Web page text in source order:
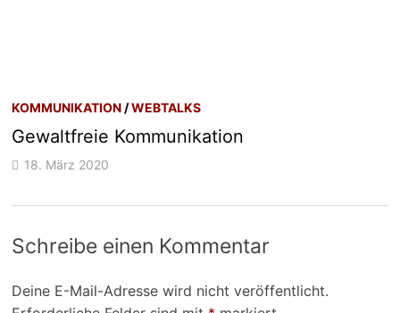
KOMMUNIKATION /WEBTALKS
Gewaltfreie Kommunikation
18. März 2020
Schreibe einen Kommentar
Deine E-Mail-Adresse wird nicht veröffentlicht.